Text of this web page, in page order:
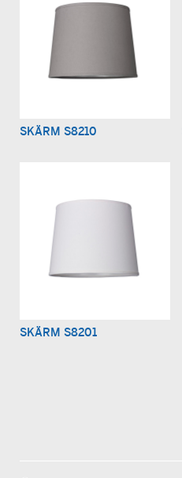
SKÄRM S8210
SKÄRM S8201